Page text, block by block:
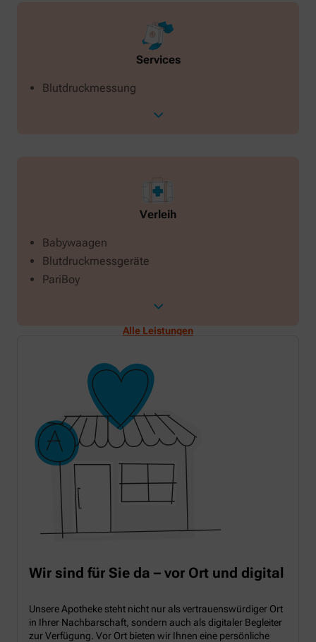
Services
Blutdruckmessung
Verleih
Babywaagen
Blutdruckmessgeräte
PariBoy
Alle Leistungen
Wir sind für Sie da – vor Ort und digital
Unsere Apotheke steht nicht nur als vertrauenswürdiger Ort
in Ihrer Nachbarschaft, sondern auch als digitaler Begleiter
zur Verfügung. Vor Ort bieten wir Ihnen eine persönliche